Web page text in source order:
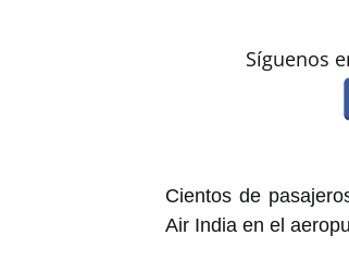
Síguenos
Cientos de
Air India en el